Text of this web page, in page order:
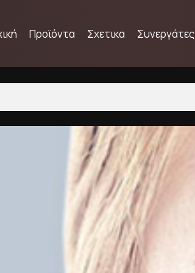
Προϊόντα Σχετικα Συνεργάτες